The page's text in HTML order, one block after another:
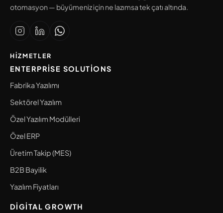
otomasyon — büyümeniz için ne lazımsa tek çatı altında.
HIZMETLER
ENTERPRISE SOLUTIONS
Fabrika Yazılımı
Sektörel Yazılım
Özel Yazılım Modülleri
Özel ERP
Üretim Takip (MES)
B2B Bayilik
Yazılım Fiyatları
DIGITAL GROWTH